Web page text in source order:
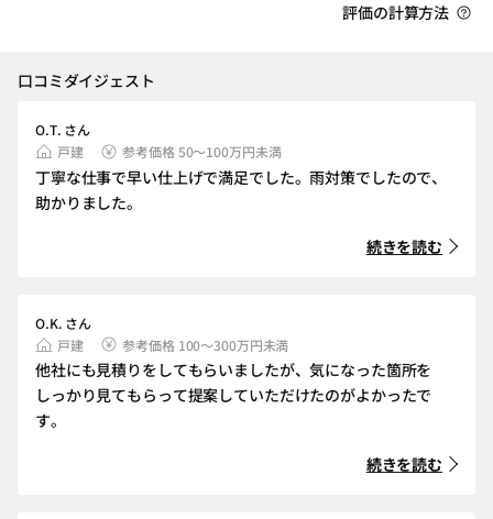
評価の計算方法
口コミダイジェスト
O.T. さん
戸建
参考価格 50～100万円未満
丁寧な仕事で早い仕上げで満足でした。雨対策でしたので、
助かりました。
続きを読む
O.K. さん
戸建
参考価格 100～300万円未満
他社にも見積りをしてもらいましたが、気になった箇所を
しっかり見てもらって提案していただけたのがよかったで
す。
続きを読む